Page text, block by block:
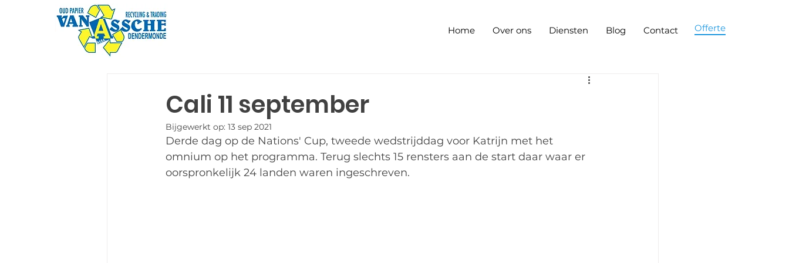
Home Over ons Diensten Blog Contact Offerte
Cali 11 september
Bijgewerkt op: 13 sep 2021
Derde dag op de Nations' Cup, tweede wedstrijddag voor Katrijn met het
omnium op het programma. Terug slechts 15 rensters aan de start daar waar er
oorspronkelijk 24 landen waren ingeschreven.